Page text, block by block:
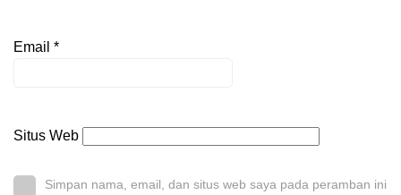
Email *
Situs Web
Simpan nama, email, dan situs web saya pada peramban ini